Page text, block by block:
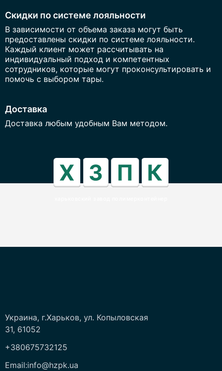
Скидки по системе лояльности
В зависимости от объема заказа могут быть
предоставлены скидки по системе лояльности.
Каждый клиент может рассчитывать на
индивидуальный подход и компетентных
сотрудников, которые могут проконсультировать и
помочь с выбором тары.
Доставка
Доставка любым удобным Вам методом.
Украина, г.Харьков, ул. Копыловская
31, 61052
+380675732125
Email:info@hzpk.ua